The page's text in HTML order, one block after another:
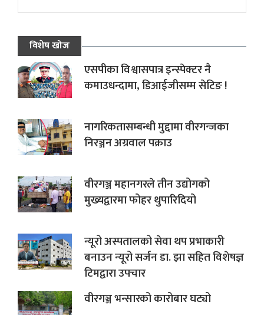
विशेष खोज
एसपीका विश्वासपात्र इन्स्पेक्टर नै
कमाउधन्दामा, डिआईजीसम्म सेटिङ !
नागरिकतासम्बन्धी मुद्दामा वीरगन्जका
निरञ्जन अग्रवाल पक्राउ
वीरगञ्ज महानगरले तीन उद्योगको
मुख्यद्वारमा फोहर थुपारिदियो
न्यूरो अस्पतालको सेवा थप प्रभाकारी
बनाउन न्यूरो सर्जन डा. झा सहित विशेषज्ञ
टिमद्वारा उपचार
वीरगञ्ज भन्सारको कारोबार घट्यो